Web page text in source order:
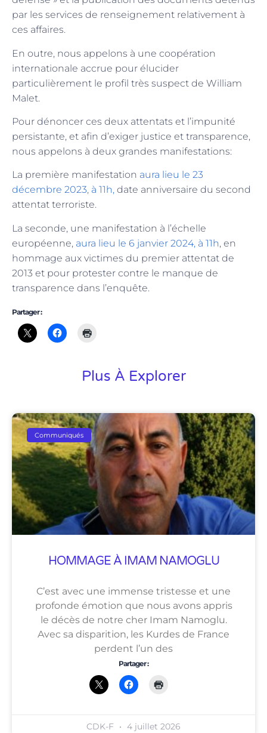
par les services de renseignement relativement à
ces affaires.
En outre, nous appelons à une coopération
internationale accrue pour élucider
particulièrement le profil très suspect de William
Malet.
Pour dénoncer ces deux attentats et l’impunité
persistante, et afin d’exiger justice et transparence,
nous appelons à deux grandes manifestations:
La première manifestation aura lieu le 23
décembre 2023, à 11h, date anniversaire du second
attentat terroriste.
La seconde, une manifestation à l’échelle
européenne, aura lieu le 6 janvier 2024, à 11h, en
hommage aux victimes du premier attentat de
2013 et pour protester contre le manque de
transparence dans l’enquête.
Partager :
Plus À Explorer
Communiqués
HOMMAGE À IMAM NAMOGLU
C’est avec une immense tristesse et une
profonde émotion que nous avons appris
le décès de notre cher Imam Namoglu.
Avec sa disparition, les Kurdes de France
perdent l’un des
Partager :
CDK-F 4 juillet 2026